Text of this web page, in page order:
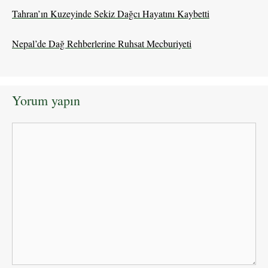
Tahran’ın Kuzeyinde Sekiz Dağcı Hayatını Kaybetti
Nepal’de Dağ Rehberlerine Ruhsat Mecburiyeti
Yorum yapın